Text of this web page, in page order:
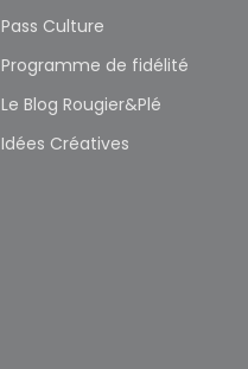
Pass Culture
Programme de fidélité
Le Blog Rougier&Plé
Idées Créatives